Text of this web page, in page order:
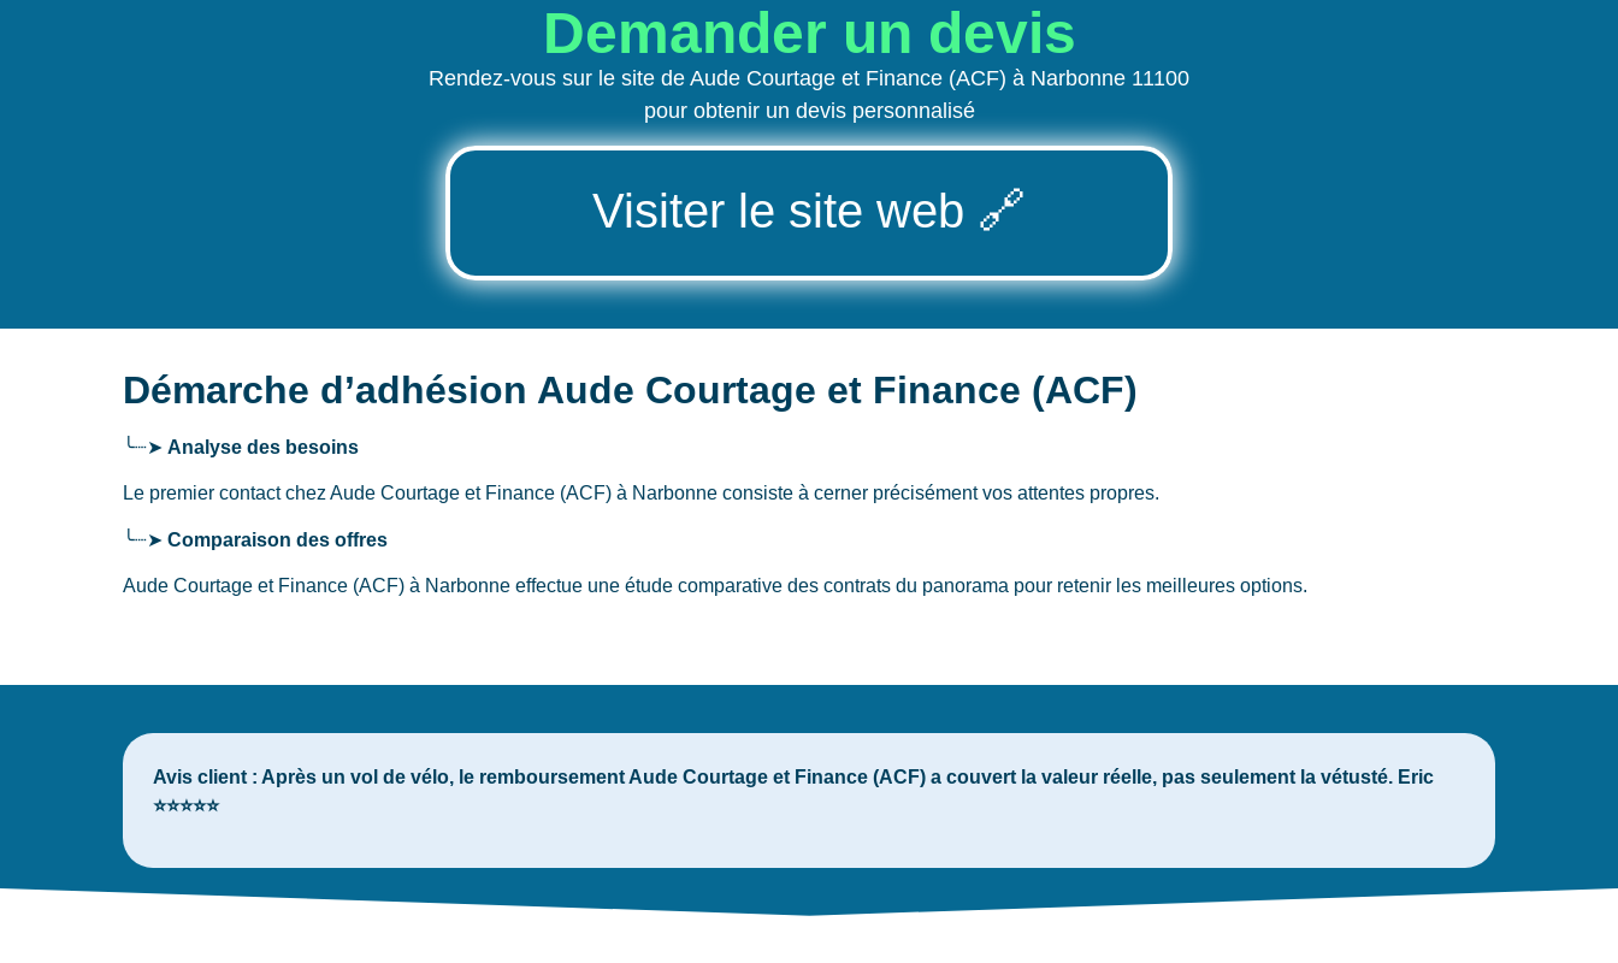
Demander un devis
Rendez-vous sur le site de Aude Courtage et Finance (ACF) à Narbonne 11100
pour obtenir un devis personnalisé
Visiter le site web 🔗
Démarche d’adhésion Aude Courtage et Finance (ACF)
╰┈➤ Analyse des besoins
Le premier contact chez Aude Courtage et Finance (ACF) à Narbonne consiste à cerner précisément vos attentes propres.
╰┈➤ Comparaison des offres
Aude Courtage et Finance (ACF) à Narbonne effectue une étude comparative des contrats du panorama pour retenir les meilleures options.
Avis client : Après un vol de vélo, le remboursement Aude Courtage et Finance (ACF) a couvert la valeur réelle, pas seulement la vétusté. Eric
⭐⭐⭐⭐⭐